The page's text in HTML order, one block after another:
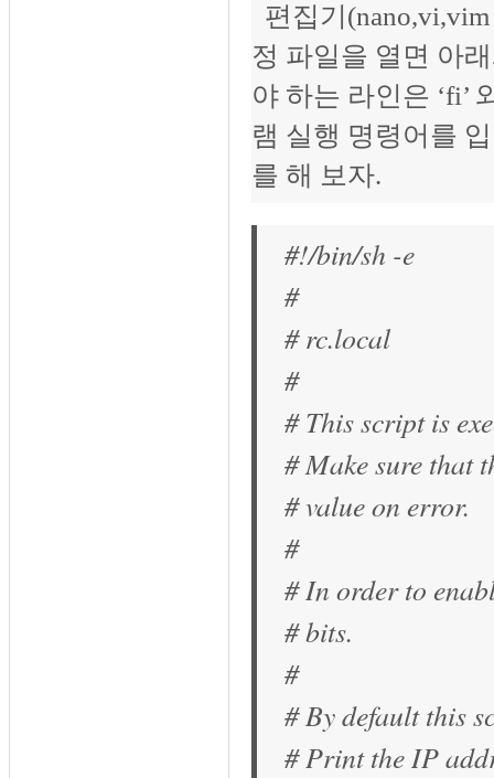
편집기
정 파일을 열면 아
야 하는 라인은 ‘fi’
램 실행 명령어를
를 해 보자.
#!/bin/sh -e
#
# rc.local
#
# This script is
# Make sure that
# value on error.
#
# In order to
# bits.
#
# By default this
# Print the IP